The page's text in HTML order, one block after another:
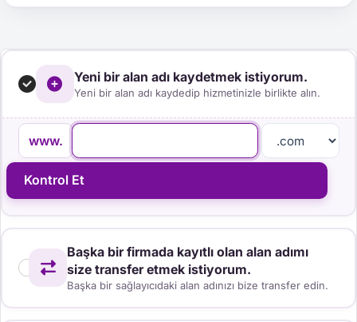
Yeni bir alan adı kaydetmek istiyorum.
Yeni bir alan adı kaydedip hizmetinizle birlikte alın.
www.
Kontrol Et
Başka bir firmada kayıtlı olan alan adımı
size transfer etmek istiyorum.
Başka bir sağlayıcıdaki alan adınızı bize transfer edin.